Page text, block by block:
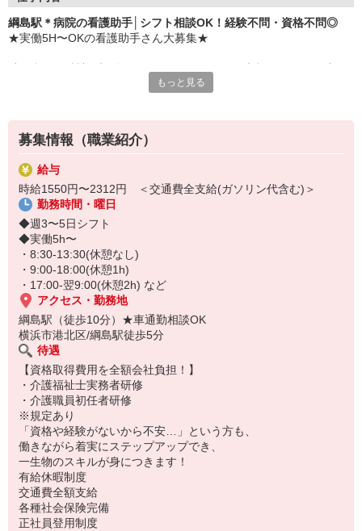
綱島駅＊病院の看護助手│シフト相談OK！経験不問・資格不問◎
★実働5H〜OKの看護助手さん大募集★
〜仕事内容〜
◆環境維持： 病室の清掃・シーツ交換
◆生活介助： 患者様の食事介助・入浴介助等
◆準備作業： 医療器具のセット、消毒作業
◆管理業務： 備品の在庫管理・発注、搬送
など
もっと見る
募集情報（職業紹介）
給与
時給1550円〜2312円 ＜交通費全支給(ガソリン代含む)＞
勤務時間・曜日
◆週3〜5日シフト
◆実働5h〜
・8:30-13:30(休憩なし)
・9:00-18:00(休憩1h)
・17:00-翌9:00(休憩2h) など
アクセス・勤務地
綱島駅（徒歩10分）★車通勤相談OK
横浜市港北区/綱島駅徒歩5分
待遇
【資格取得費用を全額会社負担！】
・介護福祉士実務者研修
・介護職員初任者研修
※規定あり
「資格や経験がないから不安…」という方も、
働きながら着実にステップアップでき、
一生物のスキルが身につきます！
有給休暇制度
交通費全額支給
各種社会保険完備
正社員登用制度